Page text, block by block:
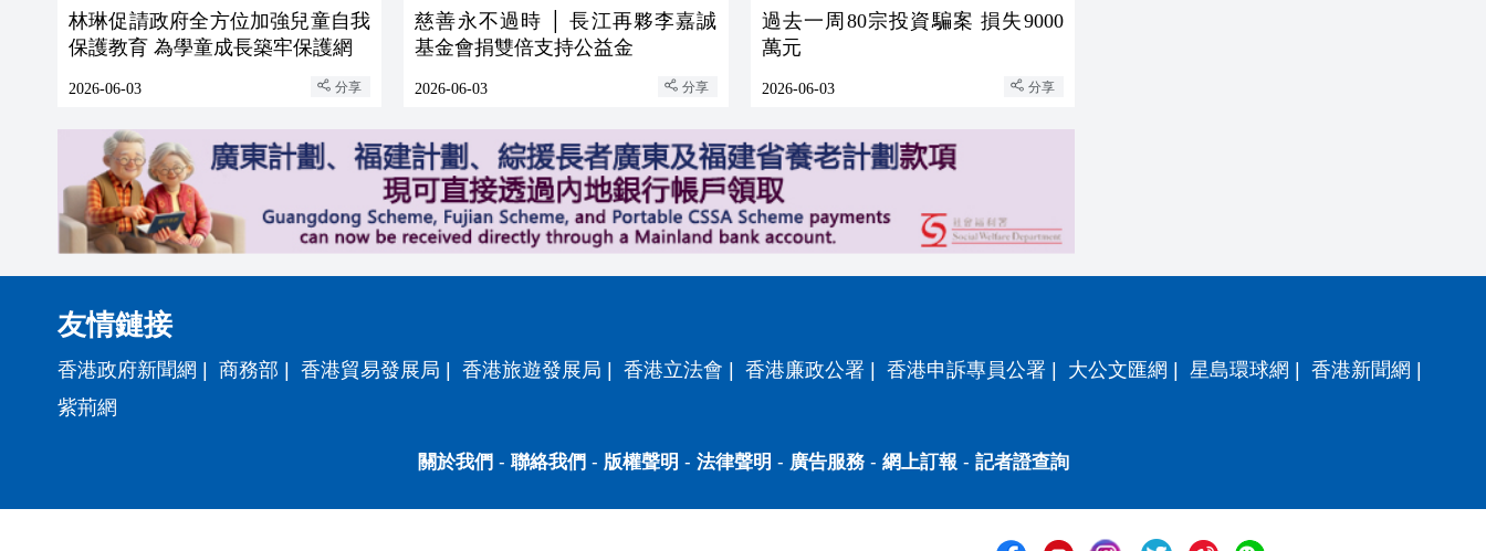
林琳促請政府全方位加強兒童自我
保護教育 為學童成長築牢保護網
2026-06-03 分享
慈善永不過時 │ 長江再夥李嘉誠
基金會捐雙倍支持公益金
2026-06-03 分享
過去一周80宗投資騙案 損失9000
萬元
2026-06-03 分享
友情鏈接
香港政府新聞網 商務部 香港貿易發展局 香港旅遊發展局 香港立法會 香港廉政公署 香港申訴專員公署 大公文匯網 星島環球網 香港新聞網
紫荊網
關於我們 - 聯絡我們 - 版權聲明 - 法律聲明 - 廣告服務- 網上訂報 - 記者證查詢